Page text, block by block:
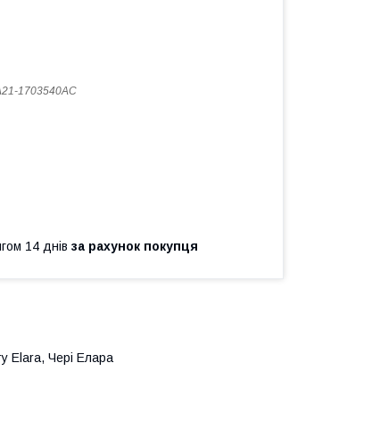
1703540AC
14 днів за рахунок покупця
Elara, Чері Елара